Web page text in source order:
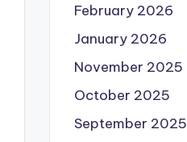
February 2026
January 2026
November 2025
October 2025
September 2025